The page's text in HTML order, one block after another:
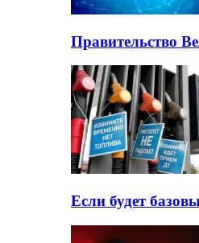
Правительство
Если будет